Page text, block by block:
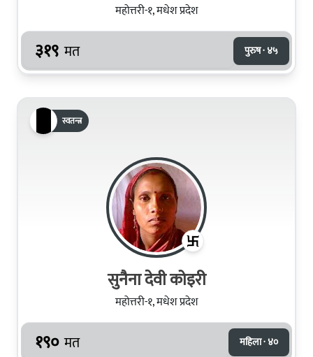
महोत्तरी-१, मधेश प्रदेश
३१९ मत पुरुष · ४५
स्वतन्त्र
सुनैना देवी कोइरी
महोत्तरी-१, मधेश प्रदेश
१९० मत महिला · ४०